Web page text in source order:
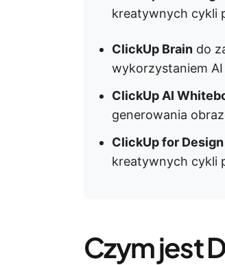
kreatywnych cykli
ClickUp Brain do
wykorzystaniem AI
ClickUp AI
generowania
ClickUp for
kreatywnych cykli
Czym jest